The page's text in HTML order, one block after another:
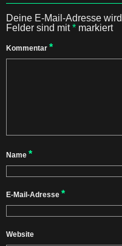
Deine E-Mail-Adresse
Felder sind mit* markiert
Kommentar *
Name *
E-Mail-Adresse *
Website